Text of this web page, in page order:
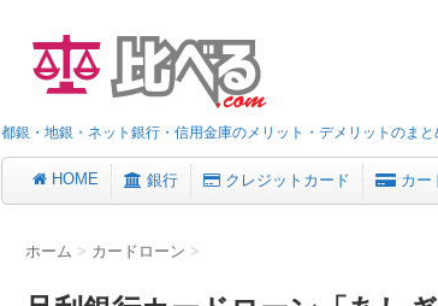
都銀・地銀・ネット銀行・信用金庫のメリット・デメリットのまと
HOME 銀行 クレジットカード カー
ホーム > カードローン >